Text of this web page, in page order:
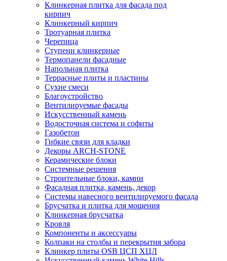
Клинкерная плитка для фасада под
кирпич
Клинкерный кирпич
Тротуарная плитка
Черепица
Ступени клинкерные
Термопанели фасадные
Напольная плитка
Террасные плиты и пластины
Сухие смеси
Благоустройство
Вентилируемые фасады
Искусственный камень
Водосточная система и софиты
Газобетон
Гибкие связи для кладки
Декоры ARCH-STONE
Керамические блоки
Системные решения
Строительные блоки, камни
Фасадная плитка, камень, декор
Системы навесного вентилируемого фасада
Брусчатка и плитка для мощения
Клинкерная брусчатка
Кровля
Компоненты и аксессуары
Колпаки на столбы и перекрытия забора
Клинкер плиты OSB ЦСП ХЦЛ